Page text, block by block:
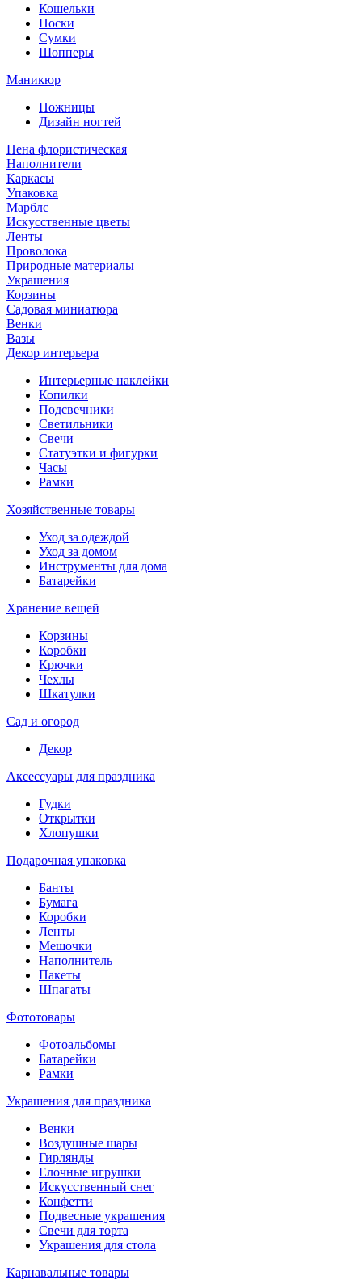
Кошельки
Носки
Сумки
Шопперы
Маникюр
Ножницы
Дизайн ногтей
Пена флористическая
Наполнители
Каркасы
Упаковка
Марблс
Искусственные цветы
Ленты
Проволока
Природные материалы
Украшения
Корзины
Садовая миниатюра
Венки
Вазы
Декор интерьера
Интерьерные наклейки
Копилки
Подсвечники
Светильники
Свечи
Статуэтки и фигурки
Часы
Рамки
Хозяйственные товары
Уход за одеждой
Уход за домом
Инструменты для дома
Батарейки
Хранение вещей
Корзины
Коробки
Крючки
Чехлы
Шкатулки
Сад и огород
Декор
Аксессуары для праздника
Гудки
Открытки
Хлопушки
Подарочная упаковка
Банты
Бумага
Коробки
Ленты
Мешочки
Наполнитель
Пакеты
Шпагаты
Фототовары
Фотоальбомы
Батарейки
Рамки
Украшения для праздника
Венки
Воздушные шары
Гирлянды
Елочные игрушки
Искусственный снег
Конфетти
Подвесные украшения
Свечи для торта
Украшения для стола
Карнавальные товары